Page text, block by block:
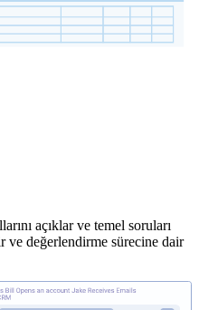
açıklar ve temel soruları
ve değerlendirme sürecine dair